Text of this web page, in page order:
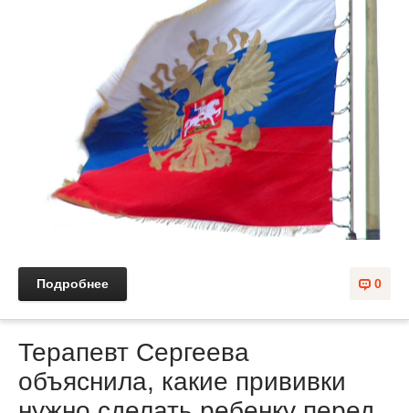
0
Подробнее
Терапевт Сергеева
объяснила, какие прививки